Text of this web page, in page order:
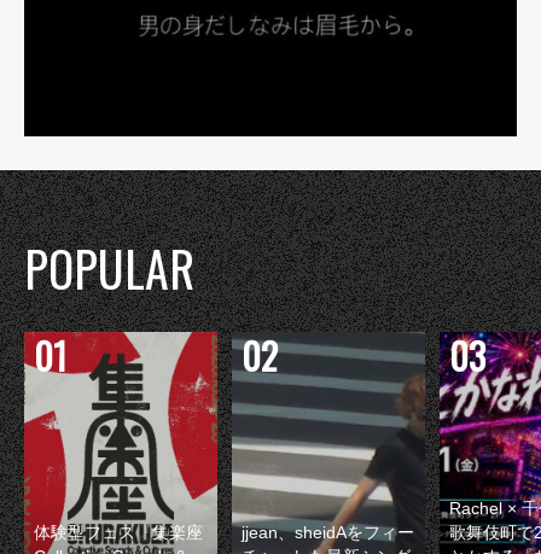
POPULAR
体験型フェス『集楽座
jjean、sheidAをフィー
Rachel ×
歌舞伎町で